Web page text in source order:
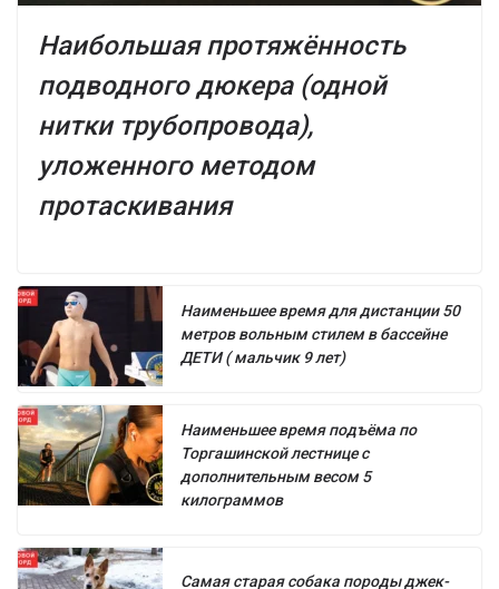
Наибольшая протяжённость
подводного дюкера (одной
нитки трубопровода),
уложенного методом
протаскивания
Наименьшее время для дистанции 50
метров вольным стилем в бассейне
ДЕТИ ( мальчик 9 лет)
Наименьшее время подъёма по
Торгашинской лестнице с
дополнительным весом 5
килограммов
Самая старая собака породы джек-